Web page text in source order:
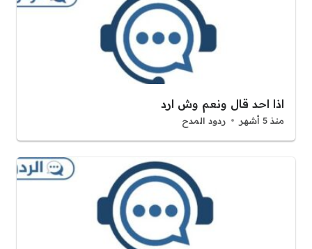
اذا احد قال ونعم وش ارد
منذ 5 أشهر ردود المدح